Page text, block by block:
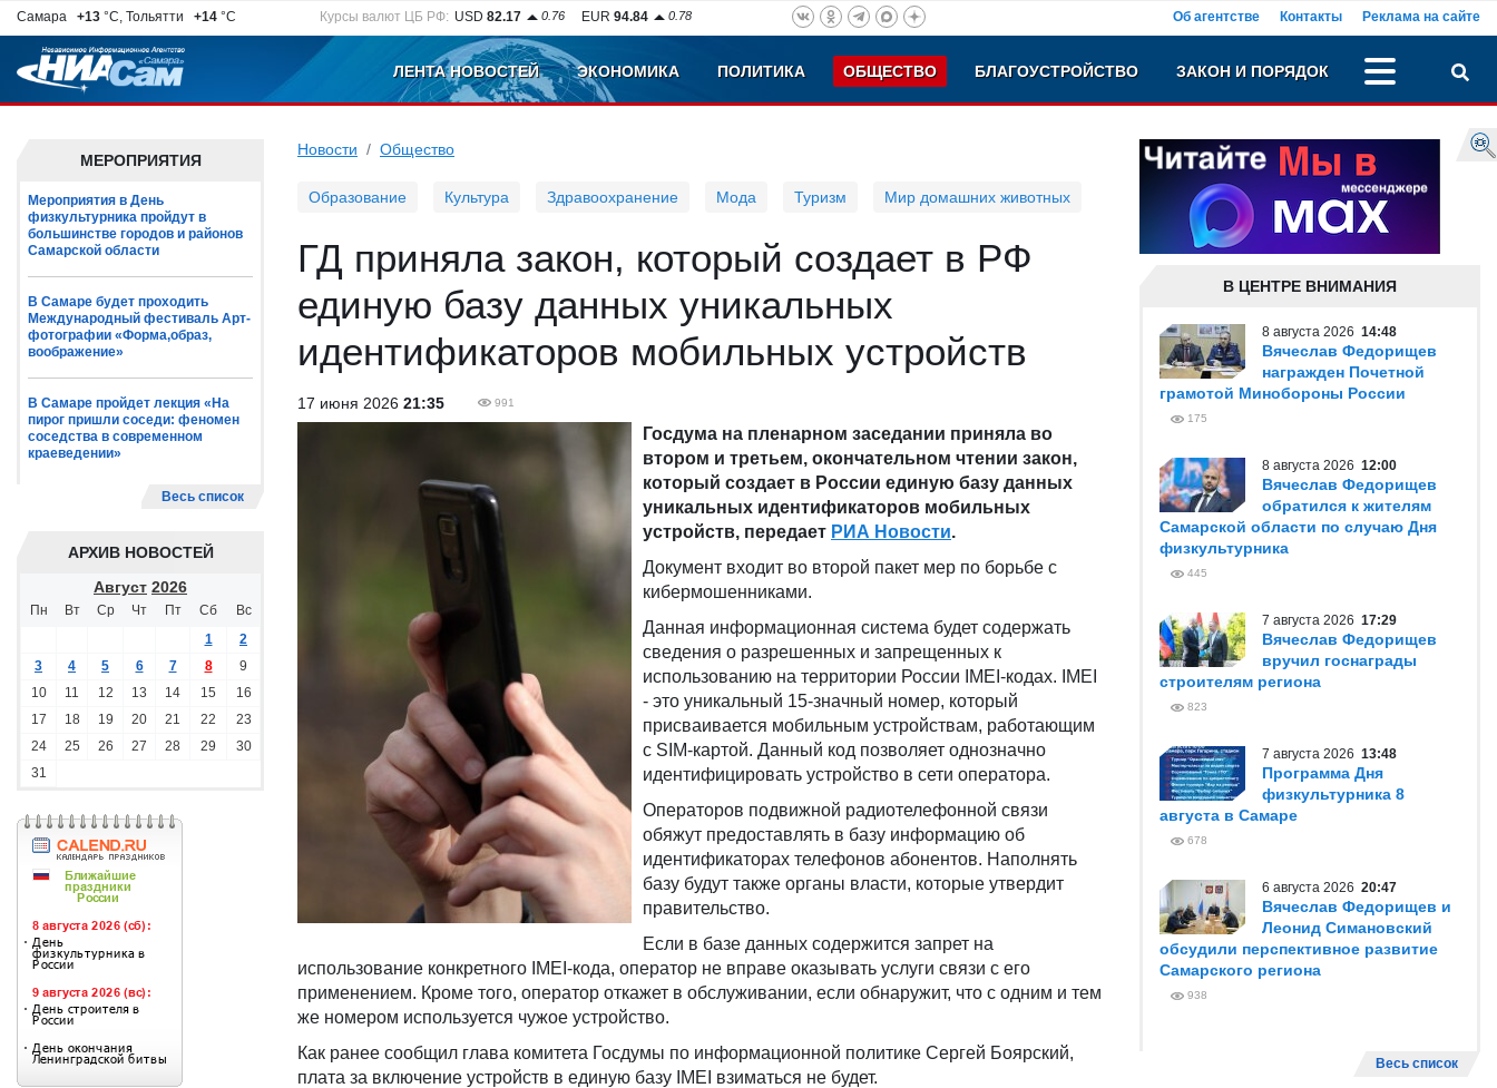
Самара +13 °C, Тольятти +14 °C Курсы валют ЦБ РФ: USD 82.17 0.76 EUR 94.84 0.78 Об агентстве Контакты Реклама на сайте
ЛЕНТА НОВОСТЕЙ ЭКОНОМИКА ПОЛИТИКА ОБЩЕСТВО БЛАГОУСТРОЙСТВО ЗАКОН И ПОРЯДОК
МЕРОПРИЯТИЯ
Мероприятия в День
физкультурника пройдут в
большинстве городов и районов
Самарской области
В Самаре будет проходить
Международный фестиваль Арт-
фотографии «Форма,образ,
воображение»
В Самаре пройдет лекция «На
пирог пришли соседи: феномен
соседства в современном
краеведении»
Весь список
АРХИВ НОВОСТЕЙ
Август 2026
Пн Вт Ср Чт Пт Сб
Вс
1
2
3
4 5 6 7 8
9
10
11 12 13 14 15
16
17
18 19 20 21 22
23
24
25 26 27 28 29
30
31
Новости Общество
Образование Культура Здравоохранение Мода Туризм Мир домашних животных
ГД приняла закон, который создает в РФ
единую базу данных уникальных
идентификаторов мобильных устройств
17 июня 2026 21:35 991
Госдума на пленарном заседании приняла во
втором и третьем, окончательном чтении закон,
который создает в России единую базу данных
уникальных идентификаторов мобильных
устройств, передает РИА Новости.
Документ входит во второй пакет мер по борьбе с
кибермошенниками.
Данная информационная система будет содержать
сведения о разрешенных и запрещенных к
использованию на территории России IMEI-кодах. IMEI
- это уникальный 15-значный номер, который
присваивается мобильным устройствам, работающим
с SIM-картой. Данный код позволяет однозначно
идентифицировать устройство в сети оператора.
Операторов подвижной радиотелефонной связи
обяжут предоставлять в базу информацию об
идентификаторах телефонов абонентов. Наполнять
базу будут также органы власти, которые утвердит
правительство.
Если в базе данных содержится запрет на
использование конкретного IMEI-кода, оператор не вправе оказывать услуги связи с его
применением. Кроме того, оператор откажет в обслуживании, если обнаружит, что с одним и тем
же номером используется чужое устройство.
Как ранее сообщил глава комитета Госдумы по информационной политике Сергей Боярский,
плата за включение устройств в единую базу IMEI взиматься не будет.
В ЦЕНТРЕ ВНИМАНИЯ
8 августа 2026 14:48
Вячеслав Федорищев
награжден Почетной
грамотой Минобороны России
175
8 августа 2026 12:00
Вячеслав Федорищев
обратился к жителям
Самарской области по случаю Дня
физкультурника
445
7 августа 2026 17:29
Вячеслав Федорищев
вручил госнаграды
строителям региона
823
7 августа 2026 13:48
Программа Дня
физкультурника 8
августа в Самаре
678
6 августа 2026 20:47
Вячеслав Федорищев и
Леонид Симановский
обсудили перспективное развитие
Самарского региона
938
Весь список